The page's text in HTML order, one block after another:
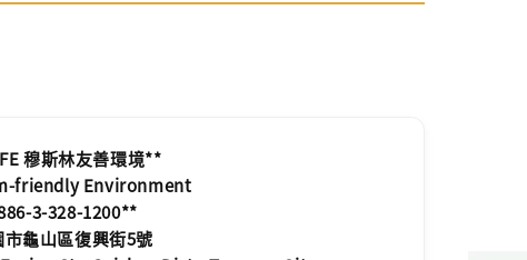
穆斯林友善環境**
friendly Environment
3-328-1200**
市龜山區復興街5號